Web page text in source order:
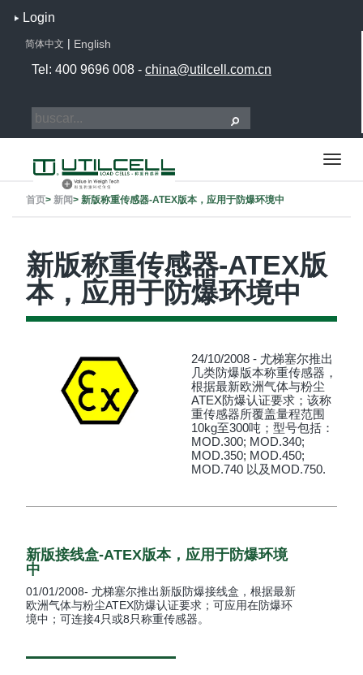
Login
简体中文 | English
Tel: 400 9696 008 - china@utilcell.com.cn
首页> 新闻> 新版称重传感器-ATEX版本，应用于防爆环境中
新版称重传感器-ATEX版
本，应用于防爆环境中
24/10/2008 - 尤梯塞尔推出
几类防爆版本称重传感器，
根据最新欧洲气体与粉尘
ATEX防爆认证要求；该称
重传感器所覆盖量程范围
10kg至300吨；型号包括：
MOD.300; MOD.340;
MOD.350; MOD.450;
MOD.740 以及MOD.750.
新版接线盒-ATEX版本，应用于防爆环境
中
01/01/2008- 尤梯塞尔推出新版防爆接线盒，根据最新
欧洲气体与粉尘ATEX防爆认证要求；可应用在防爆环
境中；可连接4只或8只称重传感器。